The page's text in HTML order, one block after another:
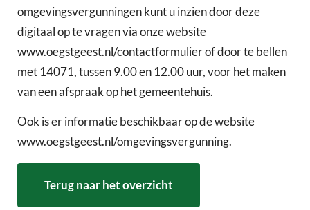
omgevingsvergunningen kunt u inzien door deze
digitaal op te vragen via onze website
www.oegstgeest.nl/contactformulier of door te bellen
met 14071, tussen 9.00 en 12.00 uur, voor het maken
van een afspraak op het gemeentehuis.
Ook is er informatie beschikbaar op de website
www.oegstgeest.nl/omgevingsvergunning.
Terug naar het overzicht